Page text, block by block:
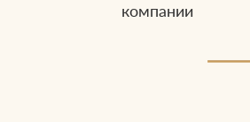
компании